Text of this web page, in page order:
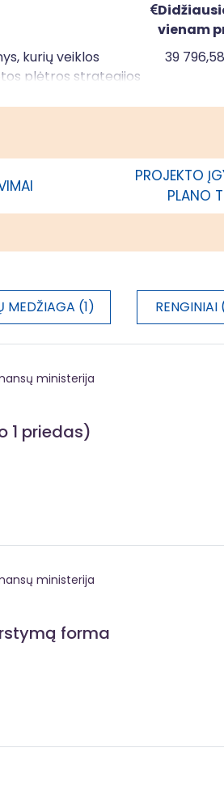
vienam
kurių veiklos
plėtros strategijos
kurios teritorijoje
39
PROJEKTO
PLANO
MEDŽIAGA (1)
ministerija
1 priedas)
ministerija
forma